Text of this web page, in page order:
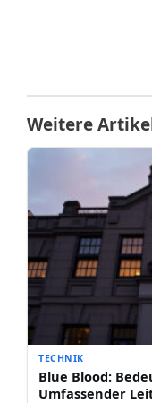
Weitere
TECHNIK
Blue Blood:
Umfassender